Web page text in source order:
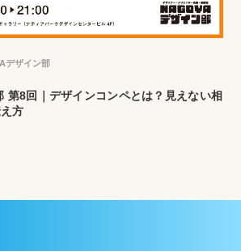
デザイン部
第8回｜デザインコンペとは？見えない相
方